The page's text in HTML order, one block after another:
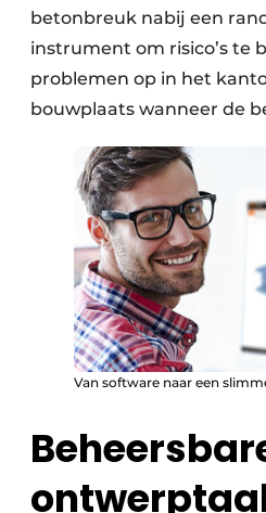
betonbreuk nabij een
instrument om risico’s te
problemen op in het
bouwplaats wanneer de
Van software naar een